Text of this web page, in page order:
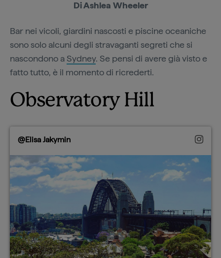
Di Ashlea Wheeler
Bar nei vicoli, giardini nascosti e piscine oceaniche
sono solo alcuni degli stravaganti segreti che si
nascondono aSydney. Se pensi di avere già visto e
fatto tutto, è il momento di ricrederti.
Observatory Hill
@Elisa Jakymin